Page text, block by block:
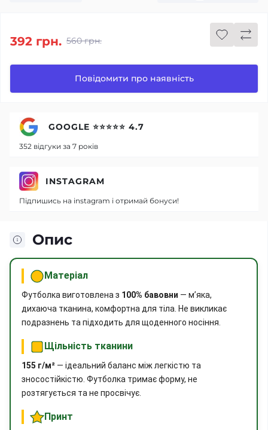
560 грн.
392 грн.
Повідомити про наявність
Опис
Матеріал
Футболка виготовлена з 100% бавовни — м’яка,
дихаюча тканина, комфортна для тіла. Не викликає
подразнень та підходить для щоденного носіння.
Щільність тканини
155 г/м² — ідеальний баланс між легкістю та
зносостійкістю. Футболка тримає форму, не
розтягується та не просвічує.
Принт
GOOGLE ⭐⭐⭐⭐⭐ 4.7
352 відгуки за 7 років
INSTAGRAM
Підпишись на instagram і отримай бонуси!